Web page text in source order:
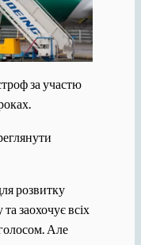
за участю
розвитку
заохочує всіх
Але